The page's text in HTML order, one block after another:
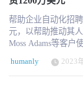
合，我们将为客户
题。我们将共同为人
一年里，Humanly
案的有效性。各行
帮助企业自动化招
元，以帮助推动其人工智能软
Moss Adams等客户
初步沟通，进行背景调查，以
官Prem Kumar透露
务（SMS）聊天机
humanly 2023